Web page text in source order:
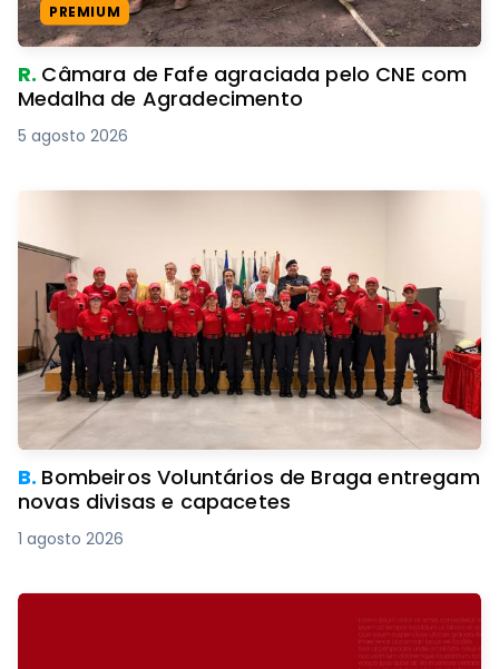
PREMIUM
R. Câmara de Fafe agraciada pelo CNE com
Medalha de Agradecimento
5 agosto 2026
B. Bombeiros Voluntários de Braga entregam
novas divisas e capacetes
1 agosto 2026